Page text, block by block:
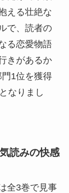
える壮絶な
で、読者の
る恋愛物語
きがあるか
1位を獲得
なりまし
読みの快感
全3巻で見事